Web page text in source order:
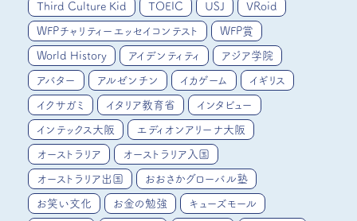
Third Culture Kid TOEIC USJ VRoid
WFPチャリティーエッセイコンテスト WFP賞
World History アイデンティティ アジア学院
アバター アルゼンチン イカゲーム イギリス
イクサガミ イタリア教育省 インタビュー
インテックス大阪 エディオンアリーナ大阪
オーストラリア オーストラリア入国
オーストラリア出国 おおさかグローバル塾
お笑い文化 お金の勉強 キューズモール